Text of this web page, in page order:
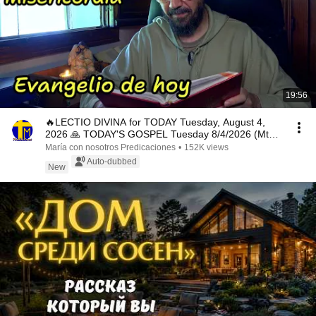
19:56
🔥LECTIO DIVINA for TODAY Tuesday, August 4,
2026 🙏 TODAY'S GOSPEL Tuesday 8/4/2026 (Mt
15:1-2, 10...
María con nosotros Predicaciones • 152K views
New
Auto-dubbed